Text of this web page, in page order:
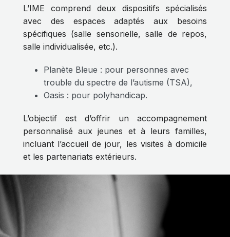
L’IME comprend deux dispositifs spécialisés
avec des espaces adaptés aux besoins
spécifiques (salle sensorielle, salle de repos,
salle individualisée, etc.).
Planète Bleue : pour personnes avec
trouble du spectre de l’autisme (TSA),
Oasis : pour polyhandicap.
L’objectif est d’offrir un accompagnement
personnalisé aux jeunes et à leurs familles,
incluant l’accueil de jour, les visites à domicile
et les partenariats extérieurs.